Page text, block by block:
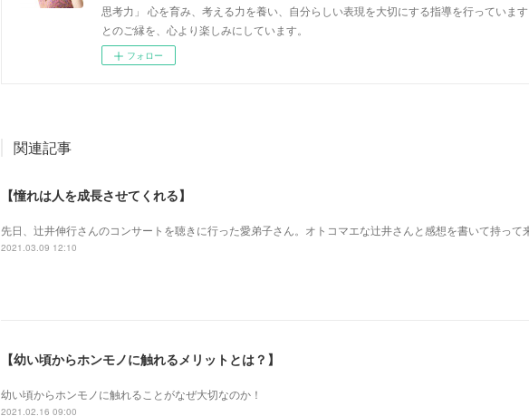
思考力」 心を育み、考える力を養い、自分らしい表現を大切にする指導を行っていま
とのご縁を、心より楽しみにしています。
フォロー
関連記事
【憧れは人を成長させてくれる】
先日、辻井伸行さんのコンサートを 聴きに行った愛弟子さん。 オトコマエな辻井さんと 感想を書いて持って
2021.03.09 12:10
【幼い頃からホンモノに触れるメリットとは？】
幼い頃からホンモノに 触れることがなぜ大切なのか！
2021.02.16 09:00